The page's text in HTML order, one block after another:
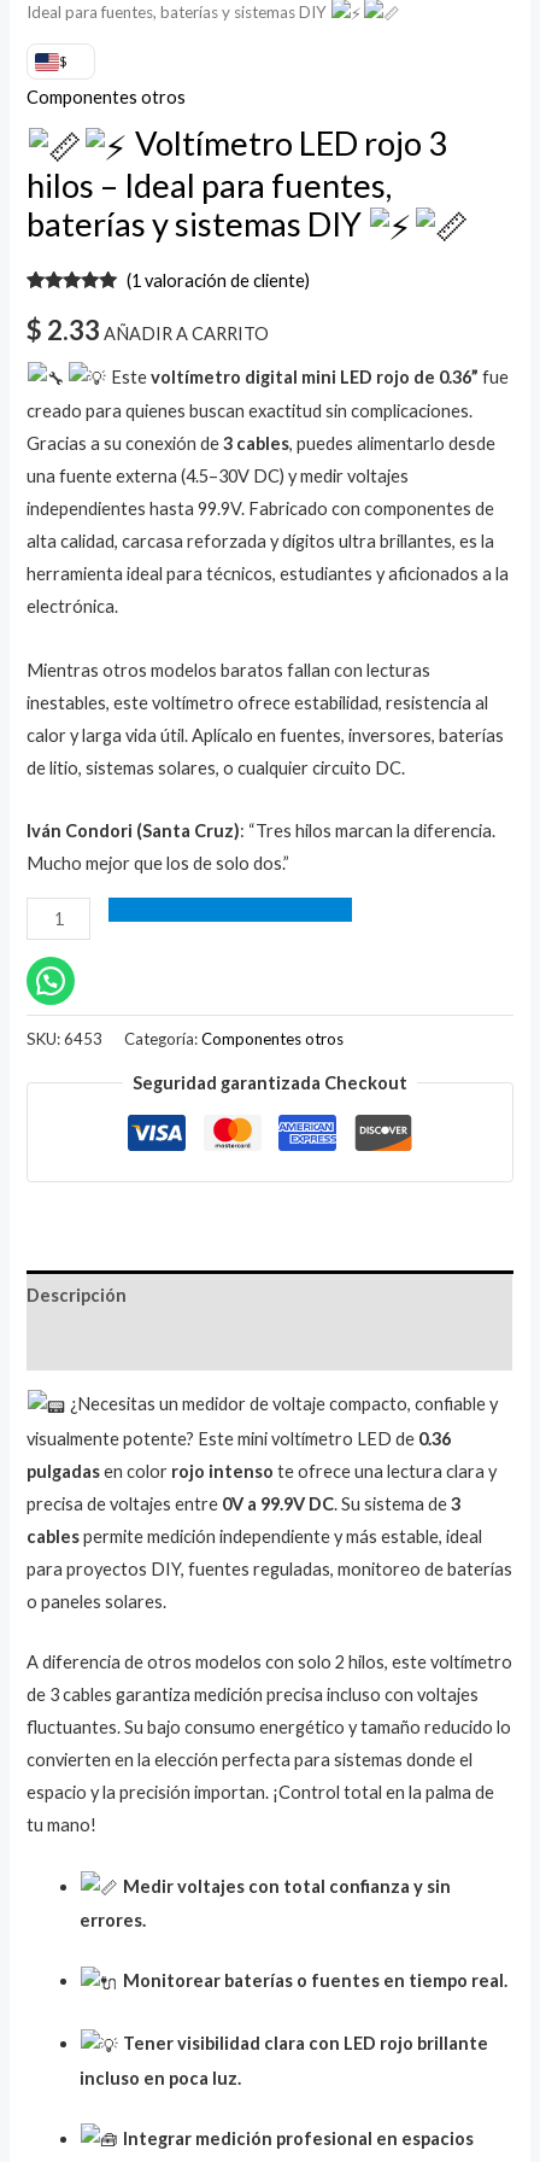
Ideal para fuentes, baterías y sistemas DIY
$
Componentes otros
Voltímetro LED rojo 3
hilos – Ideal para fuentes,
baterías y sistemas DIY
con5.00de
5 en base
de un
cliente
(1 valoración de cliente)
$ 2.33 AÑADIR A CARRITO
Estevoltímetro digital mini LED rojo de 0.36” fue
creado para quienes buscan exactitud sin complicaciones.
Gracias a su conexión de3 cables, puedes alimentarlo desde
una fuente externa (4.5–30V DC) y medir voltajes
independientes hasta 99.9V. Fabricado con componentes de
alta calidad, carcasa reforzada y dígitos ultra brillantes, es la
herramienta ideal para técnicos, estudiantes y aficionados a la
electrónica.
Mientras otros modelos baratos fallan con lecturas
inestables, este voltímetro ofrece estabilidad, resistencia al
calor y larga vida útil. Aplícalo en fuentes, inversores, baterías
de litio, sistemas solares, o cualquier circuito DC.
Iván Condori (Santa Cruz): “Tres hilos marcan la diferencia.
Mucho mejor que los de solo dos.”
cantidad
SKU:6453 Categoría:Componentes otros
Seguridad garantizada Checkout
Descripción
¿Necesitas un medidor de voltaje compacto, confiable y
visualmente potente? Este mini voltímetro LED de 0.36
pulgadasen color rojo intenso te ofrece una lectura clara y
precisa de voltajes entre 0V a 99.9V DC. Su sistema de3
cablespermite medición independiente y más estable, ideal
para proyectos DIY, fuentes reguladas, monitoreo de baterías
o paneles solares.
A diferencia de otros modelos con solo 2 hilos, este voltímetro
de 3 cables garantiza medición precisa incluso con voltajes
fluctuantes. Su bajo consumo energético y tamaño reducido lo
convierten en la elección perfecta para sistemas donde el
espacio y la precisión importan. ¡Control total en la palma de
tu mano!
Medir voltajes con total confianza y sin
errores.
Monitorear baterías o fuentes en tiempo real.
Tener visibilidad clara con LED rojo brillante
incluso en poca luz.
Integrar medición profesional en espacios